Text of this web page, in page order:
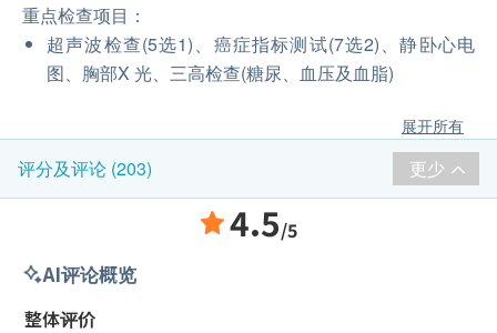
重点检查项目：
超声波检查(5选1)、癌症指标测试(7选2)、静卧心电
图、胸部X 光、三高检查(糖尿、血压及血脂)
展开所有
评分及评论 (203) 更少
4.5/5
AI评论概览
整体评价